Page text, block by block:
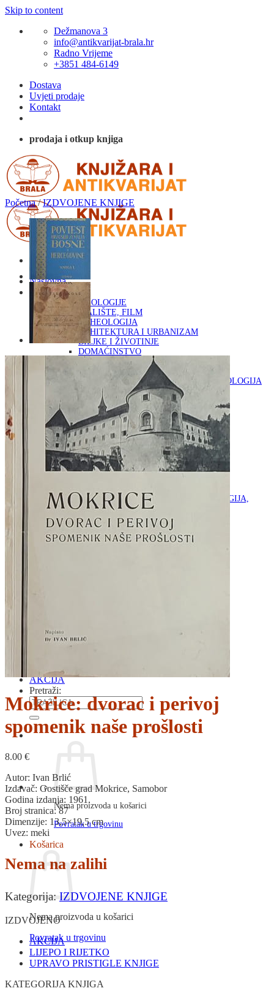
Skip to content
Dežmanova 3
info@antikvarijat-brala.hr
Radno Vrijeme
+3851 484-6149
Dostava
Uvjeti prodaje
Kontakt
prodaja i otkup knjiga
Naslovna
KNJIGE
OD ARHEOLOGIJE
DO KAZALIŠTE, FILM
ARHEOLOGIJA
ARHITEKTURA I URBANIZAM
BILJKE I ŽIVOTINJE
DOMAĆINSTVO
ENCIKLOPEDIJE I LEKSIKONI
FILOZOFIJA, SOCIOLOGIJA, ANTROPOLOGIJA
FOTOGRAFIJA
GLAZBENA UMJETNOST
KAZALIŠTE, FILM
OD KNJIŽEVNOST
DO RELIGIJA
KNJIŽEVNOST
LIKOVNA UMJETNOST
LJEKOVITO BILJE I ZDRAVLJE
MITOLOGIJA
PSIHOLOGIJA, POPULARNA PSIHOLOGIJA,
ALTERNATIVA
RAZNO
RELIGIJA
OD RJEČNIKA
ZEMLJOVIDI
Otkup knjiga
AKCIJA
Pretraži:
Nema proizvoda u košarici
Povratak u trgovinu
Košarica
Nema proizvoda u košarici
Povratak u trgovinu
Početna / IZDVOJENE KNJIGE
Mokrice: dvorac i perivoj
spomenik naše prošlosti
8.00 €
Autor: Ivan Brlić
Izdavač: Gostišče grad Mokrice, Samobor
Godina izdanja: 1961.
Broj stranica: 87
Dimenzije: 13,5×19,5 cm
Uvez: meki
Nema na zalihi
Kategorija: IZDVOJENE KNJIGE
IZDVOJENO
AKCIJA
LIJEPO I RIJETKO
UPRAVO PRISTIGLE KNJIGE
KATEGORIJA KNJIGA